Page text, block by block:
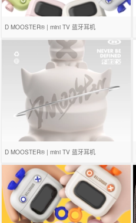
D MOOSTER® | mini TV 蓝牙耳机
D MOOSTER® | mini TV 蓝牙耳机